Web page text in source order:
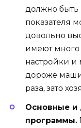
должно быть
показателя
довольно
имеют много
настройки и
дороже
раза, зато
Основные и
программы.